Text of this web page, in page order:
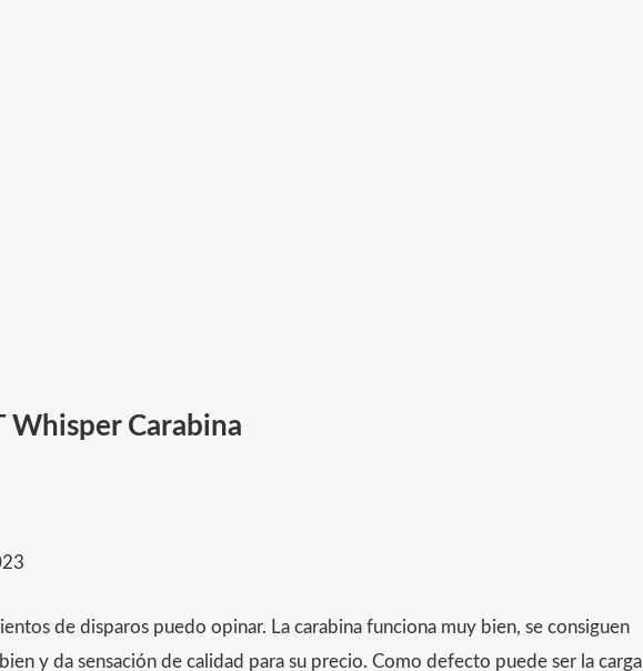
Whisper Carabina
de disparos puedo opinar. La carabina funciona muy bien, se consiguen
y da sensación de calidad para su precio. Como defecto puede ser la carga